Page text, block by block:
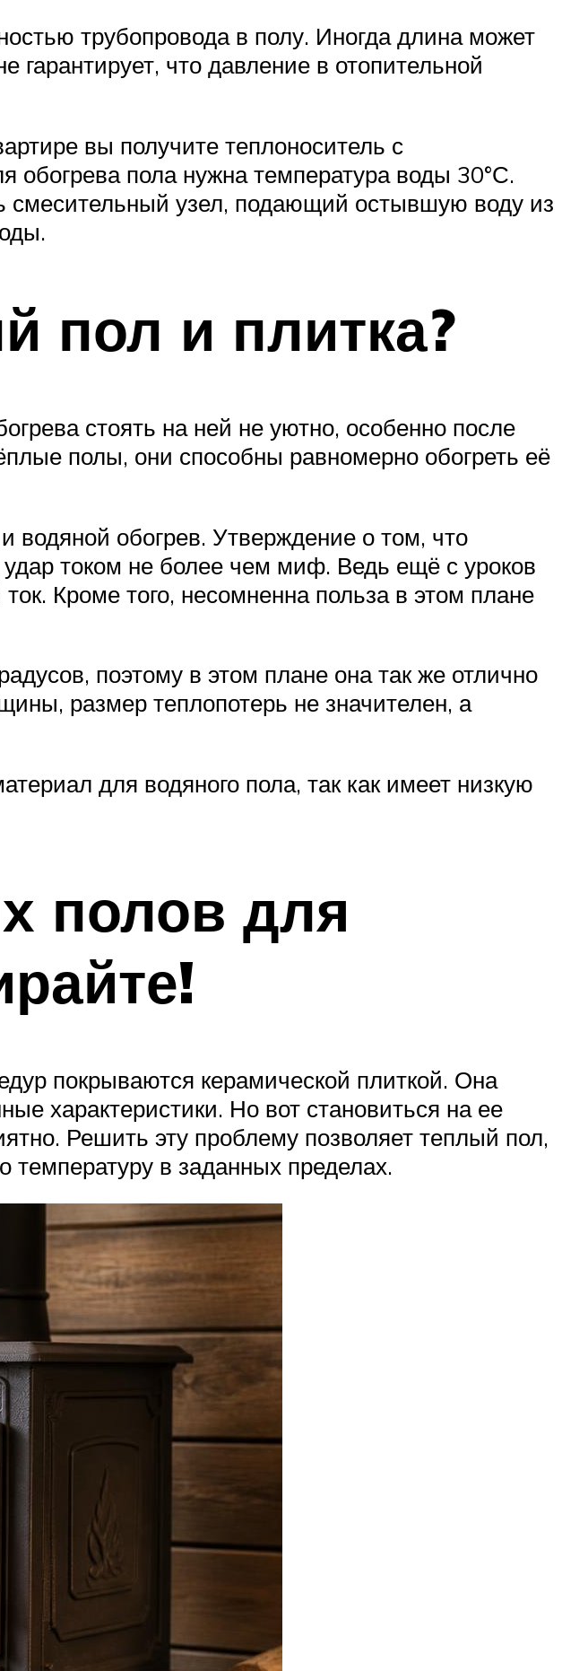
трубопровода в полу. Иногда длина может
гарантирует, что давление в отопительной
вы получите теплоноситель с
пола нужна температура воды 30°С.
смесительный узел, подающий остывшую воду из
пол и плитка?
стоять на ней не уютно, особенно после
полы, они способны равномерно обогреть её
водяной обогрев. Утверждение о том, что
током не более чем миф. Ведь ещё с уроков
Кроме того, несомненна польза в этом плане
поэтому в этом плане она так же отлично
размер теплопотерь не значителен, а
для водяного пола, так как имеет низкую
полов для
покрываются керамической плиткой. Она
характеристики. Но вот становиться на ее
Решить эту проблему позволяет теплый пол,
температуру в заданных пределах.